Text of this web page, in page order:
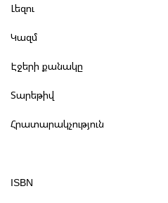
Լեզու
Կազմ
Էջերի քանակը
Տարեթիվ
Հրատարակչություն
ISBN